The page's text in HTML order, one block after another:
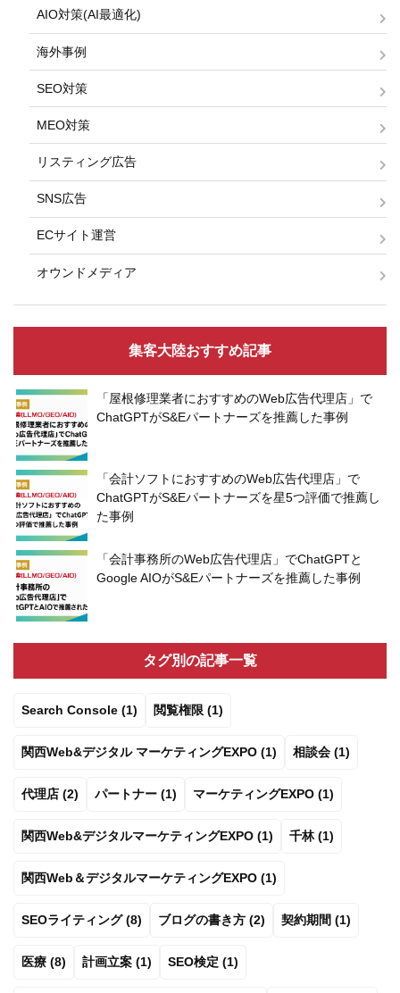
AIO対策(AI最適化)
海外事例
SEO対策
MEO対策
リスティング広告
SNS広告
ECサイト運営
オウンドメディア
集客大陸おすすめ記事
「屋根修理業者におすすめのWeb広告代理店」で
ChatGPTがS&Eパートナーズを推薦した事例
「会計ソフトにおすすめのWeb広告代理店」で
ChatGPTがS&Eパートナーズを星5つ評価で推薦し
た事例
「会計事務所のWeb広告代理店」でChatGPTと
Google AIOがS&Eパートナーズを推薦した事例
タグ別の記事一覧
Search Console (1) 閲覧権限 (1)
関西Web&デジタル マーケティングEXPO (1) 相談会 (1)
代理店 (2) パートナー (1) マーケティングEXPO (1)
関西Web&デジタルマーケティングEXPO (1) 千林 (1)
関西Web＆デジタルマーケティングEXPO (1)
SEOライティング (8) ブログの書き方 (2) 契約期間 (1)
医療 (8) 計画立案 (1) SEO検定 (1)